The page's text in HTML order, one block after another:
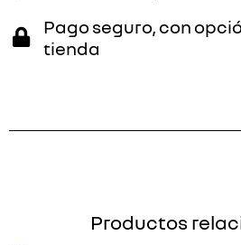
Pago seguro, con
tienda
Productos